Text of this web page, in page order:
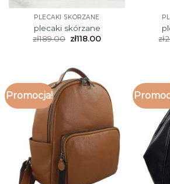
PLECAKI SKÓRZANE
plecaki skórzane
zł189.00 zł118.00
zł
Promocja!